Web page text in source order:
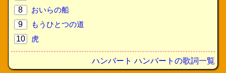
8
おいらの船
9
もうひとつの道
10
虎
ハンバート ハンバートの歌詞一覧